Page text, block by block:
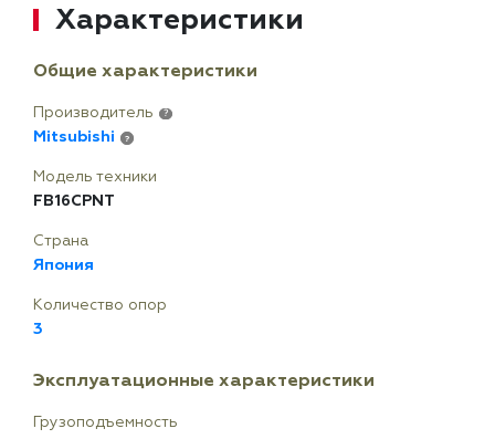
Характеристики
Общие характеристики
Производитель ?
Mitsubishi ?
Модель техники
FB16CPNT
Страна
Япония
Количество опор
3
Эксплуатационные характеристики
Грузоподъемность